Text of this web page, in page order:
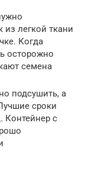
из легкой ткани
Когда
осторожно
семена
подсушить, а
сроки
Контейнер с